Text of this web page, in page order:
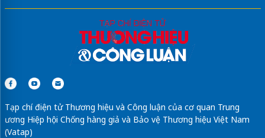
Tạp chí điện tử Thương hiệu và Công luận của cơ quan Trung
ương Hiệp hội Chống hàng giả và Bảo vệ Thương hiệu Việt Nam
(Vatap)